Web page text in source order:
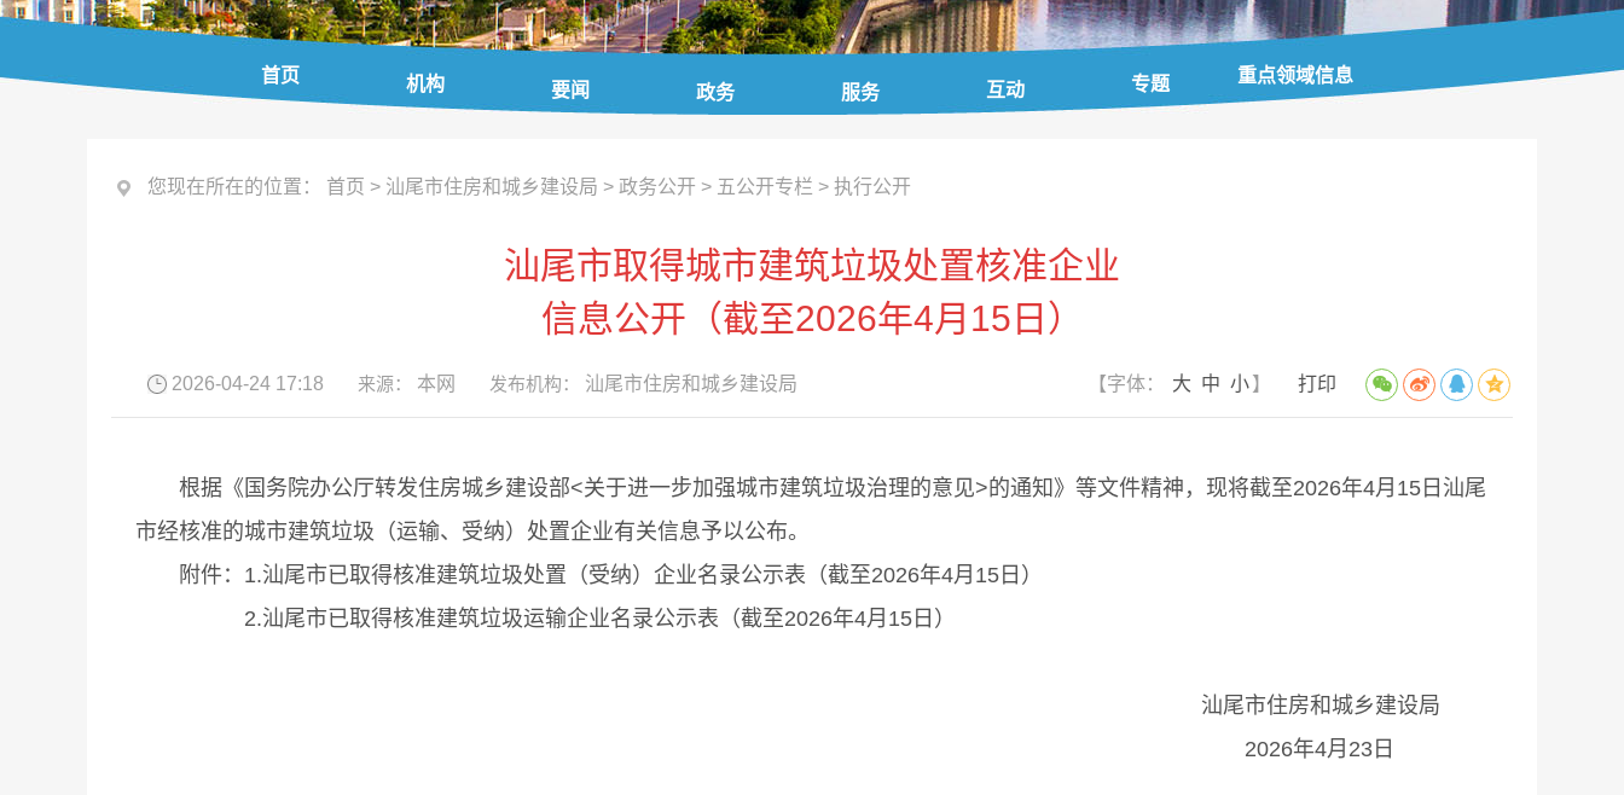
首页 机构 要闻 政务 服务 互动 专题 重点领域信息
您现在所在的位置： 首页 > 汕尾市住房和城乡建设局 > 政务公开 > 五公开专栏 > 执行公开
汕尾市取得城市建筑垃圾处置核准企业
信息公开（截至2026年4月15日）
2026-04-24 17:18 来源： 本网 发布机构： 汕尾市住房和城乡建设局 【字体： 大 中 小 】 打印
根据《国务院办公厅转发住房城乡建设部<关于进一步加强城市建筑垃圾治理的意见>的通知》等文件精神，现将截至2026年4月15日汕尾
市经核准的城市建筑垃圾（运输、受纳）处置企业有关信息予以公布。
附件：1.汕尾市已取得核准建筑垃圾处置（受纳）企业名录公示表（截至2026年4月15日）
2.汕尾市已取得核准建筑垃圾运输企业名录公示表（截至2026年4月15日）
汕尾市住房和城乡建设局
2026年4月23日